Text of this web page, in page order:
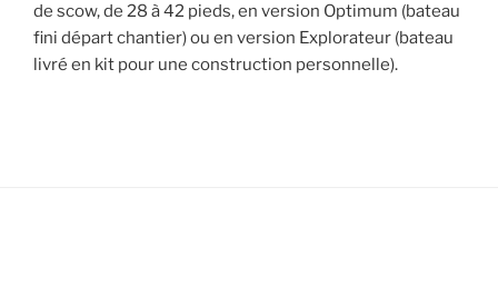
de scow, de 28 à 42 pieds, en version Optimum (bateau
fini départ chantier) ou en version Explorateur (bateau
livré en kit pour une construction personnelle).